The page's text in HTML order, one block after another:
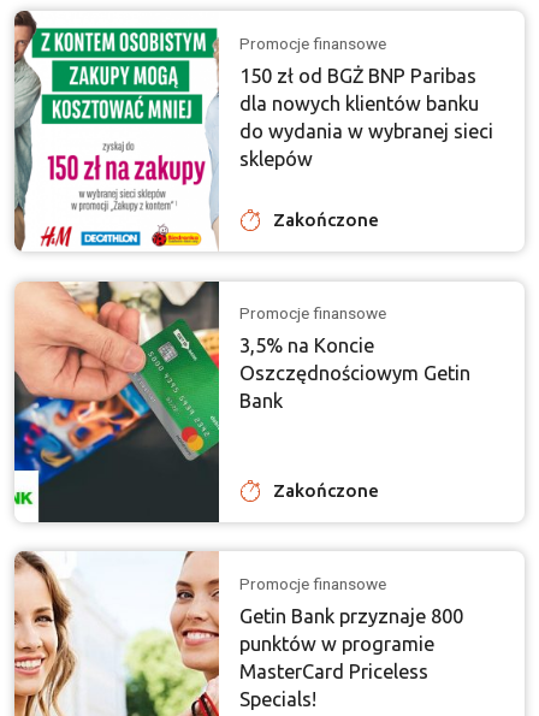
Promocje finansowe
150 zł od BGŻ BNP Paribas
dla nowych klientów banku
do wydania w wybranej sieci
sklepów
Zakończone
Promocje finansowe
3,5% na Koncie
Oszczędnościowym Getin
Bank
Zakończone
Promocje finansowe
Getin Bank przyznaje 800
punktów w programie
MasterCard Priceless
Specials!